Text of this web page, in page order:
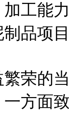
工能
制品项
的当
方面